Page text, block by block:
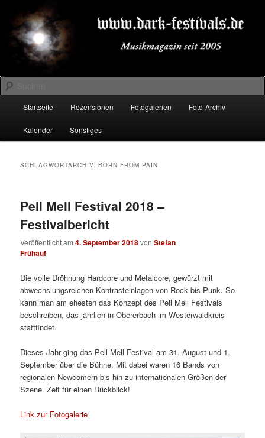
primären
Inhalt
springen
sekundären
Inhalt
springenDARK-FESTIVALS.DE
Suchen
Startseite Rezensionen Fotogalerien Foto-Archiv
Kalender Sonstiges
SCHLAGWORTARCHIV:BORN FROM PAIN
Pell Mell Festival 2018 –
Festivalbericht
Veröffentlicht am4. September 2018vonStefan
Frühauf
Die volle Dröhnung Hardcore und Metalcore, gewürzt mit
abwechslungsreichen Kontrasteinlagen von Rock bis Punk. So
kann man am ehesten das Konzept des Pell Mell Festivals
beschreiben, das jährlich in Obererbach im Westerwaldkreis
stattfindet.
Dieses Jahr ging das Pell Mell Festival am 31. August und 1.
September über die Bühne. Mit dabei waren 16 Bands von
regionalen Newcomern bis hin zu internationalen Größen der
Szene. Zeit für einen Rückblick!
Link zur Fotogalerie